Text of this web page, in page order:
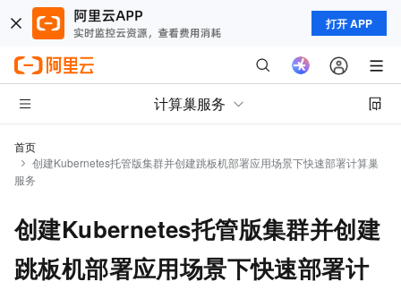
打开 APP
计算巢服务
首页
创建Kubernetes托管版集群并创建跳板机部署应用场景下快速部署计算巢
服务
创建Kubernetes托管版集群并创建
跳板机部署应用场景下快速部署计